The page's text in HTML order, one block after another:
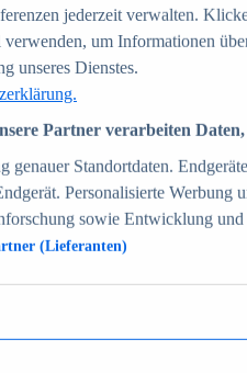
mehr als 39.000 Online-Shops
70+
jederzeit verwalten.
verwenden, um Informationen
unseres Dienstes.
Partner verarbeiten
genauer Standortdaten.
Personalisierte Werbung
sowie Entwicklung
(Lieferanten)